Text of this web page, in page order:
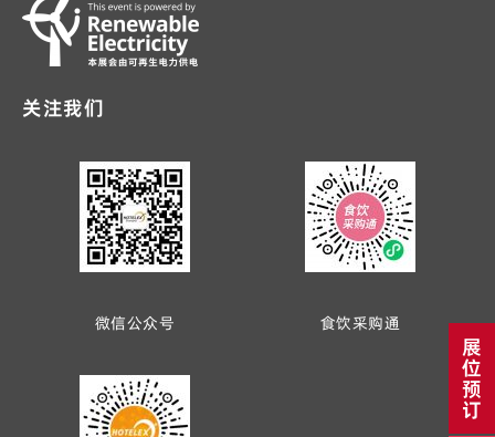
展
位
预
订
关注我们
微信公众号 食饮采购通